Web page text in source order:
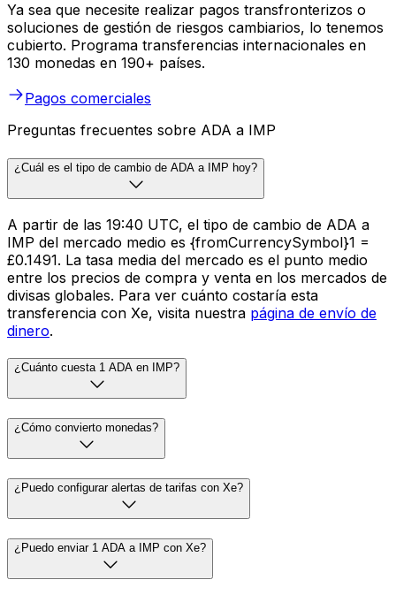
Ya sea que necesite realizar pagos transfronterizos o
soluciones de gestión de riesgos cambiarios, lo tenemos
cubierto. Programa transferencias internacionales en
130 monedas en 190+ países.
Pagos comerciales
Preguntas frecuentes sobre ADA a IMP
¿Cuál es el tipo de cambio de ADA a IMP hoy?
A partir de las 19:40 UTC, el tipo de cambio de ADA a
IMP del mercado medio es {fromCurrencySymbol}1 =
£0.1491. La tasa media del mercado es el punto medio
entre los precios de compra y venta en los mercados de
divisas globales. Para ver cuánto costaría esta
transferencia con Xe, visita nuestra página de envío de
dinero.
¿Cuánto cuesta 1 ADA en IMP?
¿Cómo convierto monedas?
¿Puedo configurar alertas de tarifas con Xe?
¿Puedo enviar 1 ADA a IMP con Xe?